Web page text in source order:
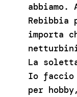
abbiamo.
Rebibbia
importa
La
Io faccio
per